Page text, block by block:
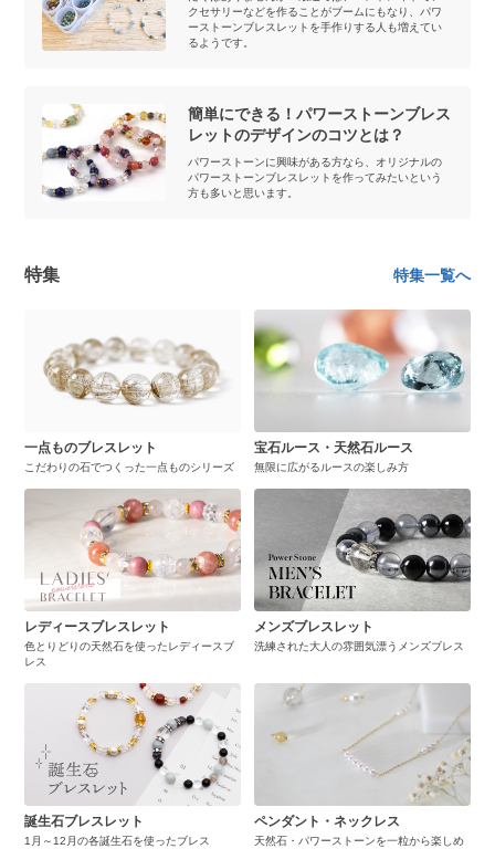
クセサリーなどを作ることがブームにもなり、パワ
ーストーンブレスレットを手作りする人も増えてい
るようです。
簡単にできる！パワーストーンブレス
レットのデザインのコツとは？
パワーストーンに興味がある方なら、オリジナルの
パワーストーンブレスレットを作ってみたいという
方も多いと思います。
特集 特集一覧へ
一点ものブレスレット
こだわりの石でつくった一点ものシリーズ
宝石ルース・天然石ルース
無限に広がるルースの楽しみ方
レディースブレスレット
色とりどりの天然石を使ったレディースブ
レス
メンズブレスレット
洗練された大人の雰囲気漂うメンズブレス
誕生石ブレスレット
1月～12月の各誕生石を使ったブレス
ペンダント・ネックレス
天然石・パワーストーンを一粒から楽しめ